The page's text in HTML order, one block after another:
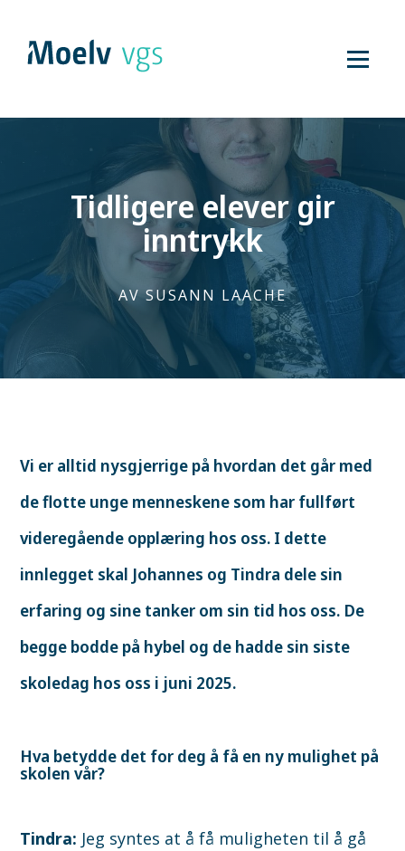
innhold
Tidligere elever gir
inntrykk
SUSANN LAACHE
Vi er alltid nysgjerrige på hvordan det går med
de flotte unge menneskene som har fullført
videregående opplæring hos oss. I dette
innlegget skal Johannes og Tindra dele sin
erfaring og sine tanker om sin tid hos oss. De
begge bodde på hybel og de hadde sin siste
skoledag hos oss i juni 2025.
Hva betydde det for deg å få en ny mulighet på
skolen vår?
Tindra: Jeg syntes at å få muligheten til å gå